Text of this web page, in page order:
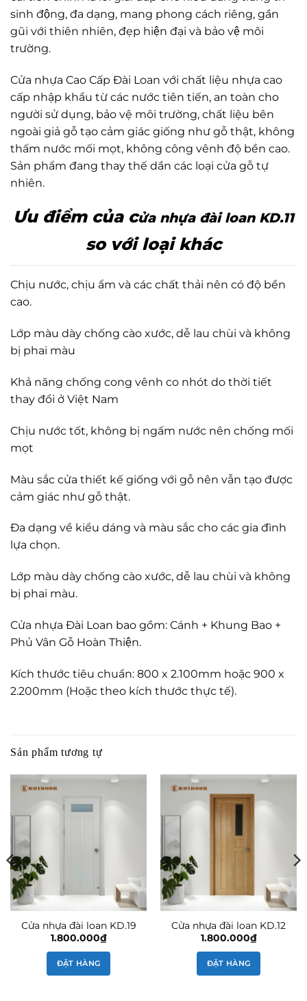
sinh động, đa dạng, mang phong cách riêng, gần
gũi với thiên nhiên, đẹp hiện đại và bảo vệ môi
trường.
Cửa nhựa Cao Cấp Đài Loan với chất liệu nhựa cao
cấp nhập khẩu từ các nước tiên tiến, an toàn cho
người sử dụng, bảo vệ môi trường, chất liệu bên
ngoài giả gỗ tạo cảm giác giống như gỗ thật, không
thấm nước mối mọt, không công vênh độ bền cao.
Sản phẩm đang thay thế dần các loại cửa gỗ tự
nhiên.
Ưu điểm của cửa nhựa đài loan KD.11
so với loại khác
Chịu nước, chịu ẩm và các chất thải nên có độ bền
cao.
Lớp màu dày chống cào xước, dễ lau chùi và không
bị phai màu
Khả năng chống cong vênh co nhót do thời tiết
thay đổi ở Việt Nam
Chịu nước tốt, không bị ngấm nước nên chống mối
mọt
Màu sắc cửa thiết kế giống với gỗ nên vẫn tạo được
cảm giác như gỗ thật.
Đa dạng về kiểu dáng và màu sắc cho các gia đình
lựa chọn.
Lớp màu dày chống cào xước, dễ lau chùi và không
bị phai màu.
Cửa nhựa Đài Loan bao gồm: Cánh + Khung Bao +
Phủ Vân Gỗ Hoàn Thiện.
Kích thước tiêu chuẩn: 800 x 2.100mm hoặc 900 x
2.200mm (Hoặc theo kích thước thực tế).
Sản phẩm tương tự
Cửa nhựa đài loan KD.19
1.800.000₫
ĐẶT HÀNG
Cửa nhựa đài loan KD.12
1.800.000₫
ĐẶT HÀNG